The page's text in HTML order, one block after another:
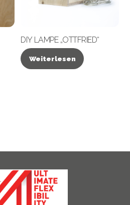
DIY LAMPE „OTTFRIED“
Weiterlesen